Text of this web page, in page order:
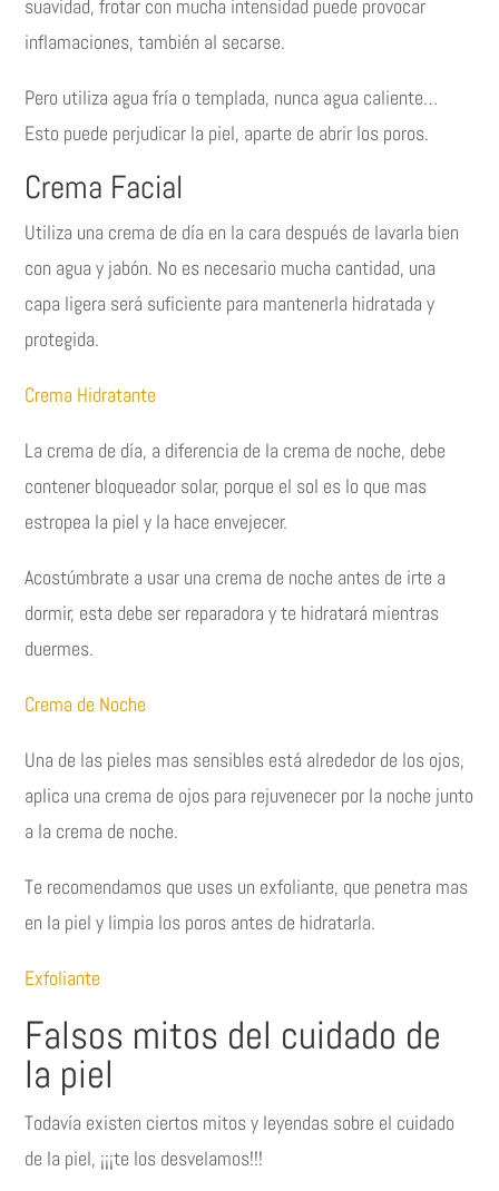
suavidad, frotar con mucha intensidad puede provocar
inflamaciones, también al secarse.
Pero utiliza agua fría o templada, nunca agua caliente…
Esto puede perjudicar la piel, aparte de abrir los poros.
Crema Facial
Utiliza una crema de día en la cara después de lavarla bien
con agua y jabón. No es necesario mucha cantidad, una
capa ligera será suficiente para mantenerla hidratada y
protegida.
Crema Hidratante
La crema de día, a diferencia de la crema de noche, debe
contener bloqueador solar, porque el sol es lo que mas
estropea la piel y la hace envejecer.
Acostúmbrate a usar una crema de noche antes de irte a
dormir, esta debe ser reparadora y te hidratará mientras
duermes.
Crema de Noche
Una de las pieles mas sensibles está alrededor de los ojos,
aplica una crema de ojos para rejuvenecer por la noche junto
a la crema de noche.
Te recomendamos que uses un exfoliante, que penetra mas
en la piel y limpia los poros antes de hidratarla.
Exfoliante
Falsos mitos del cuidado de
la piel
Todavía existen ciertos mitos y leyendas sobre el cuidado
de la piel, ¡¡¡te los desvelamos!!!